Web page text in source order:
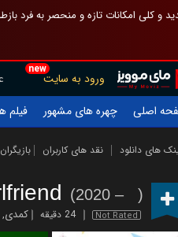
و کلی امکانات تازه و منحصر به
new
ورود به سایت
اصلی
چهره های مشهور فیلم
های دانلود نقد های کاربران
(2020 – )
Not Rated 24 دقیقه کمدی,